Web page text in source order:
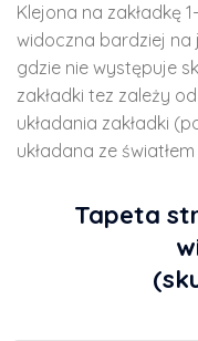
Klejona na zakładkę
widoczna bardziej na
gdzie nie występuje
zakładki tez zależy
układania zakładki
układana ze
Tapeta